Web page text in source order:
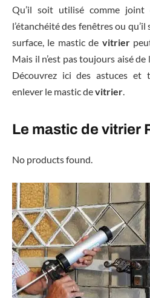
Qu’il soit utilisé comme
l’étanchéité des fenêtres ou
surface, le mastic de vitrier
Mais il n’est pas toujours aisé de
Découvrez ici des astuces et
enlever le mastic devitrier.
Le mastic de vitrier
No products found.